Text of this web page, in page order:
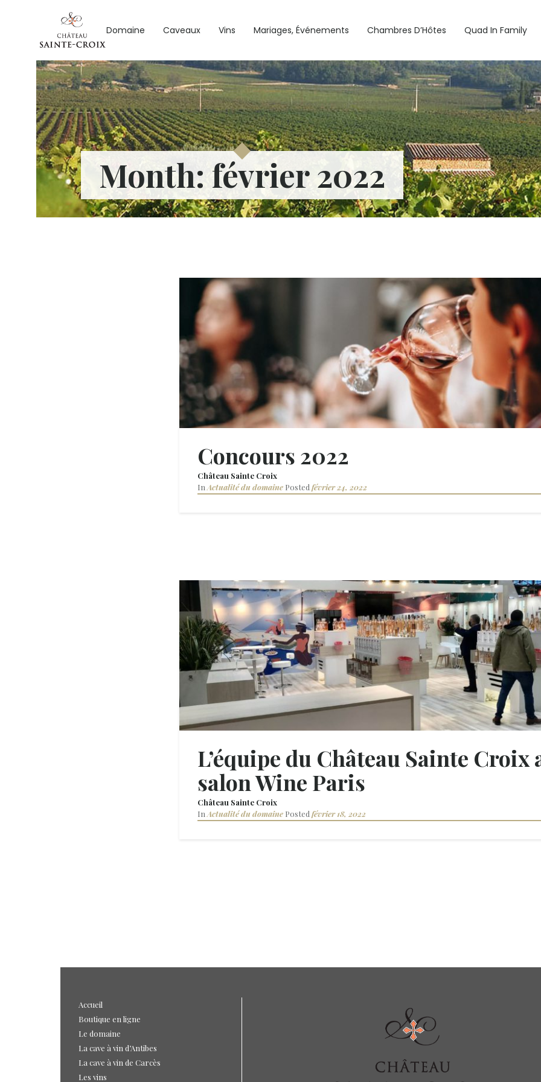
Domaine Caveaux Vins Mariages, Événements Chambres D’Hôtes Quad In Family
Month: février 2022
Concours 2022
Château Sainte Croix
In Actualité du domaine Posted février 24, 2022
L’équipe du Château Sainte Croix
salon Wine Paris
Château Sainte Croix
In Actualité du domaine Posted février 18, 2022
Accueil
Boutique en ligne
Le domaine
La cave à vin d’Antibes
La cave à vin de Carcès
Les vins